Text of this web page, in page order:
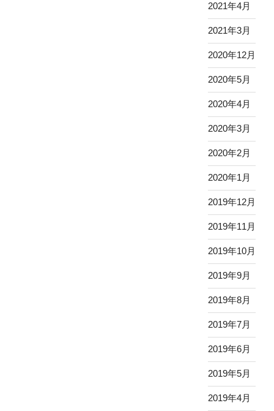
2021年4月
2021年3月
2020年12月
2020年5月
2020年4月
2020年3月
2020年2月
2020年1月
2019年12月
2019年11月
2019年10月
2019年9月
2019年8月
2019年7月
2019年6月
2019年5月
2019年4月